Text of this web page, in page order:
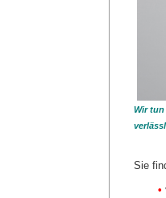
Wir
Sie
•